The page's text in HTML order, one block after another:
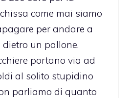
come mai siamo
per andare a
dietro un pallone.
portano via ad
al solito stupidino
parliamo di quanto